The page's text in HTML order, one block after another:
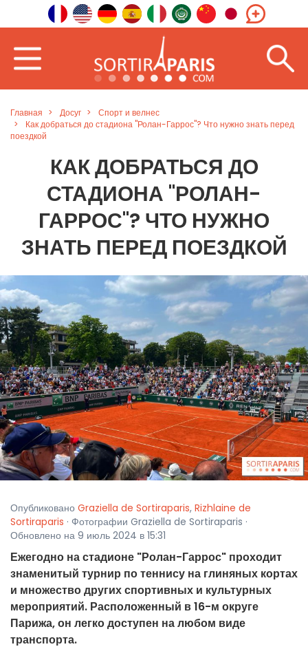
Главная Досуг
Спорт и велнес
Как добраться до стадиона "Ролан-Гаррос"? Что нужно знать перед
поездкой
КАК ДОБРАТЬСЯ ДО
СТАДИОНА "РОЛАН-
ГАРРОС"? ЧТО НУЖНО
ЗНАТЬ ПЕРЕД ПОЕЗДКОЙ
Опубликовано Graziella de Sortiraparis, Rizhlaine de
Sortiraparis · Фотографии Graziella de Sortiraparis ·
Обновлено на 9 июль 2024 в 15:31
Ежегодно на стадионе "Ролан-Гаррос" проходит
знаменитый турнир по теннису на глиняных кортах
и множество других спортивных и культурных
мероприятий. Расположенный в 16-м округе
Парижа, он легко доступен на любом виде
транспорта.